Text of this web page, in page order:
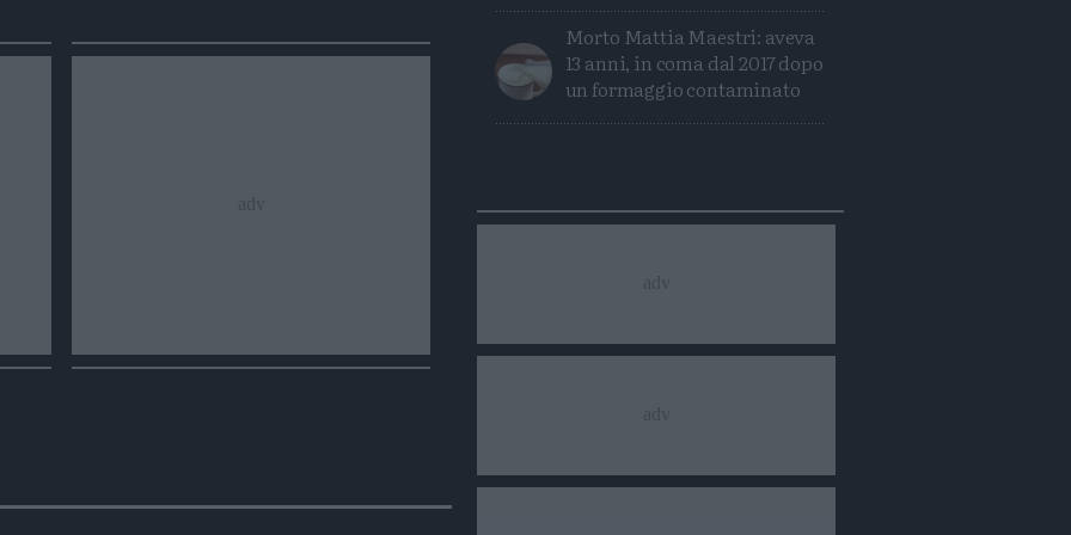
Morto Mattia Maestri: aveva
13 anni, in coma dal 2017 dopo
un formaggio contaminato